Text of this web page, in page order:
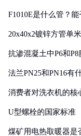
F1010E是什么管？
20x40x2镀锌方管单
抗渗混凝土中P6和
法兰PN25和PN16有
消费者对洗衣机的核
U型螺栓的国家标准
煤矿用电热取暖器是